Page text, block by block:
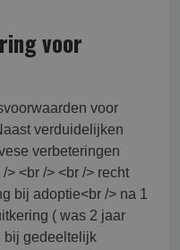
voor
voor
verduidelijken
verbeteringen
<br /> <br /> recht
bij adoptie<br /> na 1
( was 2 jaar
bij gedeeltelijk